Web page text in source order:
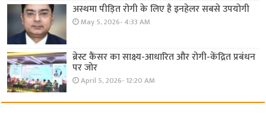
अस्थमा पीड़ित रोगी के लिए है इनहेलर सबसे उपयोगी
May 5, 2026- 4:33 AM
ब्रेस्ट कैंसर का साक्ष्य-आधारित और रोगी-केंद्रित प्रबंधन
पर जोर
April 5, 2026- 12:20 AM